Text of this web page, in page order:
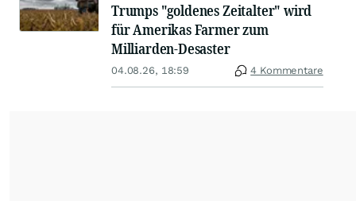
Trumps "goldenes Zeitalter" wird
für Amerikas Farmer zum
Milliarden-Desaster
04.08.26, 18:59 4 Kommentare